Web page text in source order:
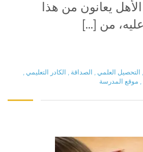
يعانون من هذا
عليه، من […]
التحصيل العلمي الصداقة الكادر التعليمي
موقع المدرسة